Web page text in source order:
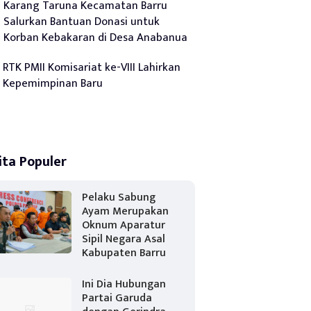
Karang Taruna Kecamatan Barru
Salurkan Bantuan Donasi untuk
Korban Kebakaran di Desa Anabanua
RTK PMII Komisariat ke-VIII Lahirkan
Kepemimpinan Baru
Populer
Pelaku Sabung
Ayam Merupakan
Oknum Aparatur
Sipil Negara Asal
Kabupaten Barru
Ini Dia Hubungan
Partai Garuda